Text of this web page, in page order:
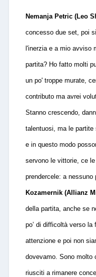
Nemanja Petric (Leo
concesso due set, poi
l'inerzia e a mio avviso
partita? Ho fatto molti
un po' troppe murate,
contributo ma avrei
Stanno crescendo,
talentuosi, ma le partite
e in questo modo
servono le vittorie, ce
prendercele: a nessuno
Kozamernik (Allianz
della partita, anche se
po’ di difficoltà verso
attenzione e poi non
dovevamo. Sono molto
riusciti a rimanere